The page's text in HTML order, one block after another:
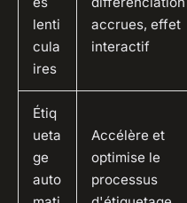
lenti
cula
ires
accrues, effet
interactif
Étiq
ueta
ge
auto
Accélère et
optimise le
processus